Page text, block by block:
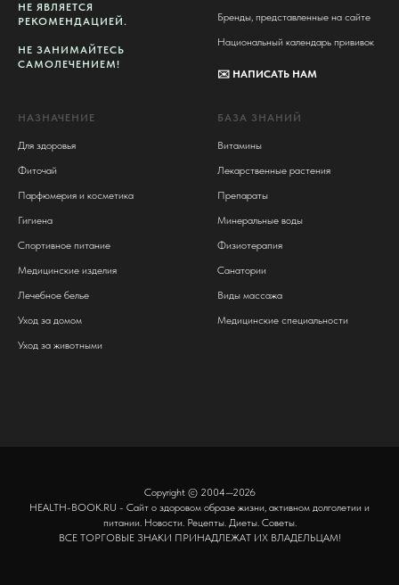
НЕ ЯВЛЯЕТСЯ
РЕКОМЕНДАЦИЕЙ.
НЕ ЗАНИМАЙТЕСЬ
САМОЛЕЧЕНИЕМ!
Бренды, представленные на сайте
Национальный календарь прививок
✉️ НАПИСАТЬ НАМ
НАЗНАЧЕНИЕ
Для здоровья
Фиточай
Парфюмерия и косметика
Гигиена
Спортивное питание
Медицинские изделия
Лечебное белье
Уход за домом
Уход за животными
БАЗА ЗНАНИЙ
Витамины
Лекарственные растения
Препараты
Минеральные воды
Физиотерапия
Санатории
Виды массажа
Медицинские специальности
Copyright © 2004—2026
HEALTH-BOOK.RU - Сайт о здоровом образе жизни, активном долголетии и
питании. Новости. Рецепты. Диеты. Советы.
ВСЕ ТОРГОВЫЕ ЗНАКИ ПРИНАДЛЕЖАТ ИХ ВЛАДЕЛЬЦАМ!